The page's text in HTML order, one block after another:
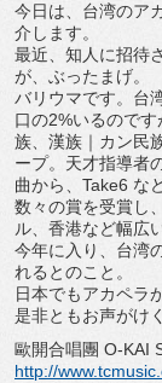
今日は、台湾のア
介します。
最近、知人に招待
が、ぶったまげ。
バリウマです。台
口の2%いるので
族、漢族｜カン民
ープ。天才指導者
曲から、Take6 な
数々の賞を受賞し
ル、香港など幅広
今年に入り、台湾
れるとのこと。
日本でもアカペラ
是非ともお声がけ
歐開合唱團 O-KAI
http://